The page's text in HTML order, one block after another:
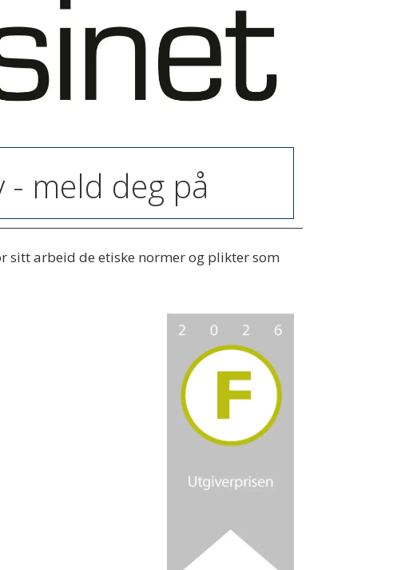
meld deg på
sitt arbeid de etiske normer og plikter som